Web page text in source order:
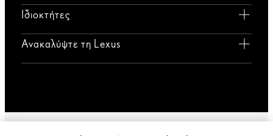
Ιδιοκτήτες
Ανακαλύψτε τη Lexus